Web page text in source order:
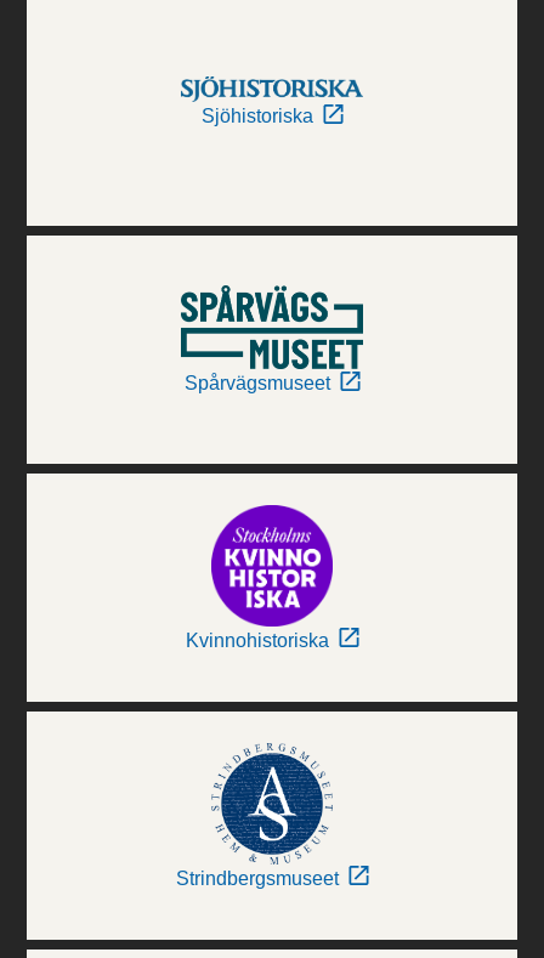
Sjöhistoriska
Spårvägsmuseet
Kvinnohistoriska
Strindbergsmuseet